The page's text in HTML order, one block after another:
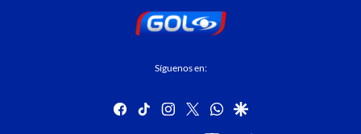
Síguenos en:
facebook
tiktok instagram
twitterwhatsapp
google